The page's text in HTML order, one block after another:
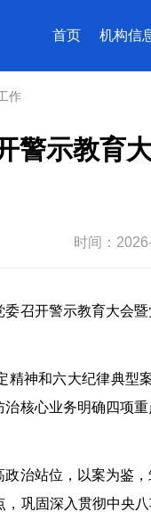
首页 机构信
作
警示教育
时间：
委召开警示教育大会
精神和六大纪律典型
核心业务明确四项
治站位，以案为鉴
巩固深入贯彻中央